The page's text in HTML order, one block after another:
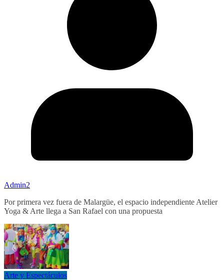
Admin2
Por primera vez fuera de Malargüe, el espacio independiente Atelier
Yoga & Arte llega a San Rafael con una propuesta
Arte y Espectáculos